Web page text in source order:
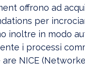
offrono ad
per
inoltre in modo
i processi
NICE